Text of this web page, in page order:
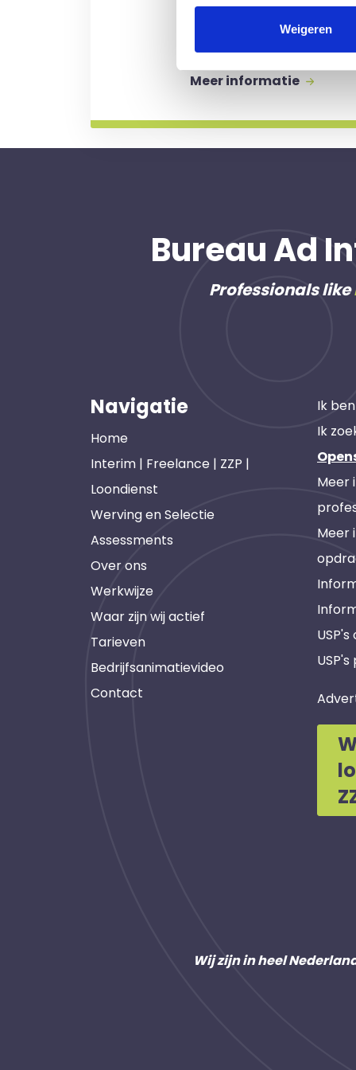
Weigeren
Kosten worden alleen
professional voor u aan de
Meer informatie
Bureau Ad
Professionals like
Navigatie
Home
Interim | Freelance | ZZP |
Loondienst
Werving en Selectie
Assessments
Over ons
Werkwijze
Waar zijn wij actief
Tarieven
Bedrijfsanimatievideo
Contact
Ik
Ik
Meer
Meer
Wij zijn in heel